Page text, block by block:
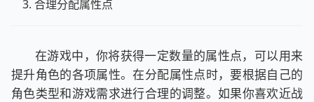
合理分配属性点
在游戏中，你将获得一定数量的属性点，可以用来
提升角色的各项属性。在分配属性点时，要根据自己的
角色类型和游戏需求进行合理的调整。如果你喜欢近战